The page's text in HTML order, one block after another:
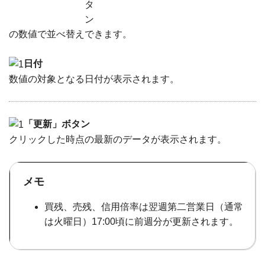
の数値で並べ替えできます。
日付
数値の対象となる日付が表示されます。
「更新」ボタン
クリックした時点の最新のデータが表示されます。
メモ
買残、売残、信用倍率は翌週第二営業日（通常
は火曜日）17:00頃に前週分が更新されます。